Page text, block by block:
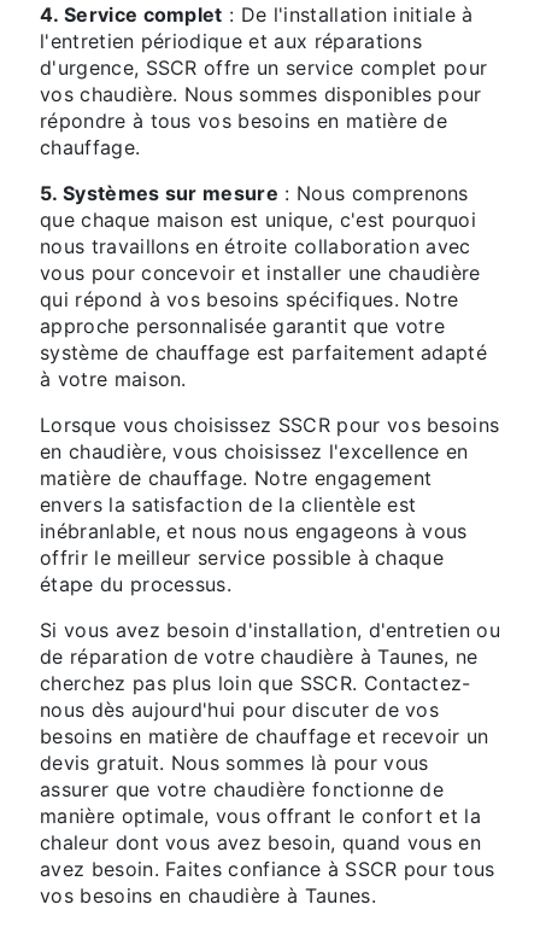
4. Service complet : De l'installation initiale à
l'entretien périodique et aux réparations
d'urgence, SSCR offre un service complet pour
vos chaudière. Nous sommes disponibles pour
répondre à tous vos besoins en matière de
chauffage.
5. Systèmes sur mesure : Nous comprenons
que chaque maison est unique, c'est pourquoi
nous travaillons en étroite collaboration avec
vous pour concevoir et installer une chaudière
qui répond à vos besoins spécifiques. Notre
approche personnalisée garantit que votre
système de chauffage est parfaitement adapté
à votre maison.
Lorsque vous choisissez SSCR pour vos besoins
en chaudière, vous choisissez l'excellence en
matière de chauffage. Notre engagement
envers la satisfaction de la clientèle est
inébranlable, et nous nous engageons à vous
offrir le meilleur service possible à chaque
étape du processus.
Si vous avez besoin d'installation, d'entretien ou
de réparation de votre chaudière à Taunes, ne
cherchez pas plus loin que SSCR. Contactez-
nous dès aujourd'hui pour discuter de vos
besoins en matière de chauffage et recevoir un
devis gratuit. Nous sommes là pour vous
assurer que votre chaudière fonctionne de
manière optimale, vous offrant le confort et la
chaleur dont vous avez besoin, quand vous en
avez besoin. Faites confiance à SSCR pour tous
vos besoins en chaudière à Taunes.